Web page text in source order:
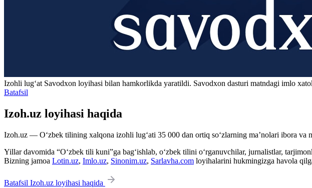
Izohli lugʻat Savodxon loyihasi bilan hamkorlikda yaratildi. Savodxon dasturi matndagi imlo
Batafsil
Izoh.uz loyihasi haqida
Izoh.uz — O‘zbek tilining xalqona izohli lug‘ati 35 000 dan ortiq so‘zlarning ma’nolari ibora va
Yillar davomida “O‘zbek tili kuni”ga bag‘ishlab, o‘zbek tilini o‘rganuvchilar, jurnalistlar,
Bizning jamoa Lotin.uz, Imlo.uz, Sinonim.uz, Sarlavha.com loyihalarini hukmingizga havola
Batafsil Izoh.uz loyihasi haqida